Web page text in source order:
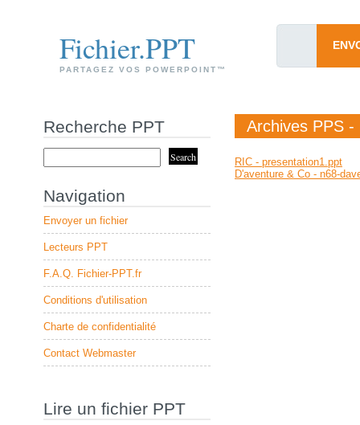
Fichier.PPT
PARTAGEZ VOS POWERPOINT™
Archives PPS -
RIC - presentation1.ppt
D'aventure & Co - n68-
Recherche PPT
Navigation
Envoyer un fichier
Lecteurs PPT
F.A.Q. Fichier-PPT.fr
Conditions d'utilisation
Charte de confidentialité
Contact Webmaster
Lire un fichier PPT